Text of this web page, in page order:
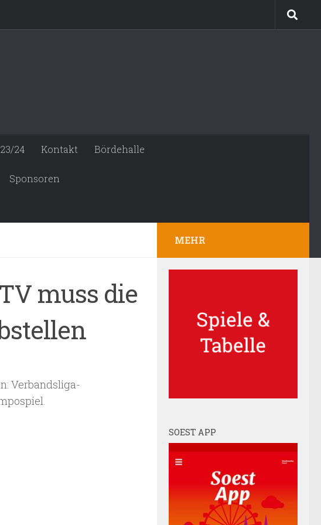
24 Kontakt Bördehalle
Sponsoren
muss die
Verbandsliga-
MEHR
SOEST APP